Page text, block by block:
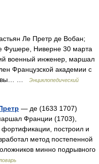
Ле Претр де Вобан;
Фушере, Ниверне 30 марта
военный инженер, маршал
Французской академии с
…
Энциклопедический
— де (1633 1707)
Франции (1703),
построил и
метод постепенной
минно подрывного